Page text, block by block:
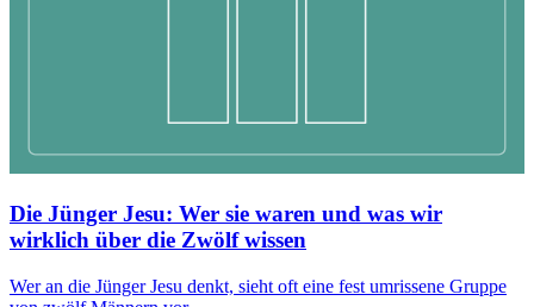
Die Jünger Jesu: Wer sie waren und was wir
wirklich über die Zwölf wissen
Wer an die Jünger Jesu denkt, sieht oft eine fest umrissene Gruppe